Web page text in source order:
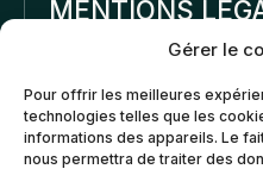
Gérer le
Pour offrir les meilleures
technologies telles que les
informations des appareils. Le
nous permettra de traiter des
MENTIONS
Politique de
confidentialité
Politiques